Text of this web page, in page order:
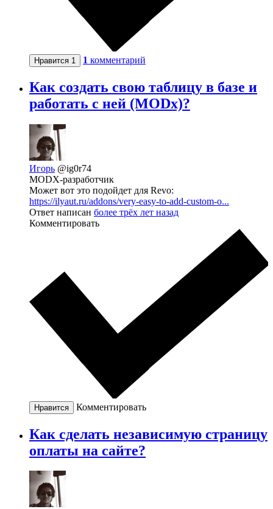
Нравится 1 1 комментарий
Как создать свою таблицу в базе и
работать с ней (MODx)?
Игорь @ig0r74
MODX-разработчик
Может вот это подойдет для Revo:
https://ilyaut.ru/addons/very-easy-to-add-custom-o...
Ответ написан более трёх лет назад
Комментировать
Нравится Комментировать
Как сделать независимую страницу
оплаты на сайте?